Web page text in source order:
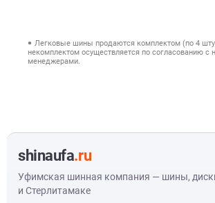
Легковые шины продаются комплектом (по 4
некомплектом осуществляется по согласованию с
менеджерами.
shinaufa.ru
Уфимская шинная компания — шины,
и Стерлитамаке